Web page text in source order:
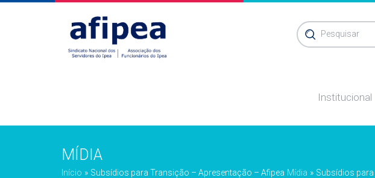
Pesquisar
Institucional
MÍDIA
Início » Subsídios para Transição – Apresentação – Afipea Mídia » Subsídios